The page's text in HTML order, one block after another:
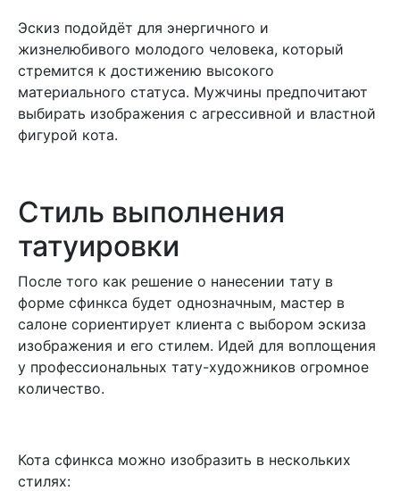
Эскиз подойдёт для энергичного и
жизнелюбивого молодого человека, который
стремится к достижению высокого
материального статуса. Мужчины предпочитают
выбирать изображения с агрессивной и властной
фигурой кота.
Стиль выполнения
татуировки
После того как решение о нанесении тату в
форме сфинкса будет однозначным, мастер в
салоне сориентирует клиента с выбором эскиза
изображения и его стилем. Идей для воплощения
у профессиональных тату-художников огромное
количество.
Кота сфинкса можно изобразить в нескольких
стилях: